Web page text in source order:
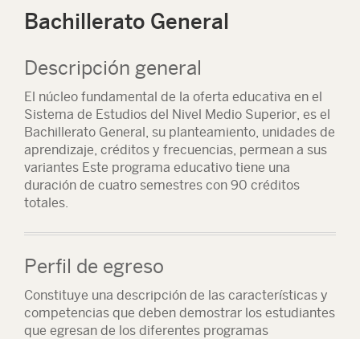
Bachillerato General
Descripción general
El núcleo fundamental de la oferta educativa en el
Sistema de Estudios del Nivel Medio Superior, es el
Bachillerato General, su planteamiento, unidades de
aprendizaje, créditos y frecuencias, permean a sus
variantes Este programa educativo tiene una
duración de cuatro semestres con 90 créditos
totales.
Perfil de egreso
Constituye una descripción de las características y
competencias que deben demostrar los estudiantes
que egresan de los diferentes programas